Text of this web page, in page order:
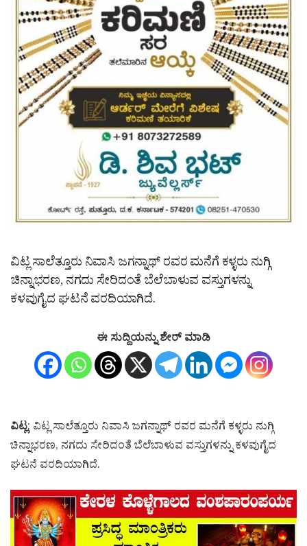
ವಿಟ್ಲ ಸಾಲೆತ್ತೂರು ನಿವಾಸಿ ಜಗನ್ನಾಥ್ ರವರ ಮನೆಗೆ ಕಳ್ಳರು ನುಗ್ಗಿ
ಚಿನ್ನಾಭರಣ, ನಗದು ಸೇರಿದಂತೆ ಬೆಲೆಬಾಳುವ ವಸ್ತುಗಳನ್ನು
ಕಳವುಗೈದ ಘಟನೆ ವರದಿಯಾಗಿದೆ.
ಈ ಸುದ್ದಿಯನ್ನು ಶೇರ್ ಮಾಡಿ
ವಿಟ್ಲ: ವಿಟ್ಲ ಸಾಲೆತ್ತೂರು ನಿವಾಸಿ ಜಗನ್ನಾಥ್ ರವರ ಮನೆಗೆ ಕಳ್ಳರು ನುಗ್ಗಿ
ಚಿನ್ನಾಭರಣ, ನಗದು ಸೇರಿದಂತೆ ಬೆಲೆಬಾಳುವ ವಸ್ತುಗಳನ್ನು ಕಳವುಗೈದ
ಘಟನೆ ವರದಿಯಾಗಿದೆ.